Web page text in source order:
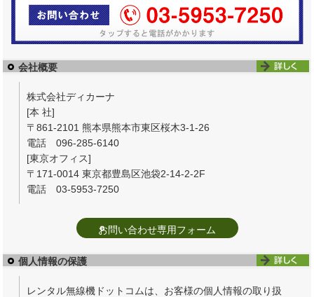
会社概要
株式会社ディカーナ
[本 社]
〒861-2101 熊本県熊本市東区桜木3-1-26
電話 096-285-6140
[東京オフィス]
〒171-0014 東京都豊島区池袋2-14-2-2F
電話 03-5953-7250
お問い合わせ専用フォーム
個人情報の保護
レンタル無線機ドットコムは、お客様の個人情報の取り扱